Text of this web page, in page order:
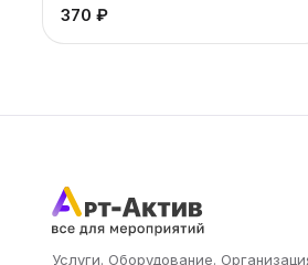
370 ₽
Услуги. Оборудование.